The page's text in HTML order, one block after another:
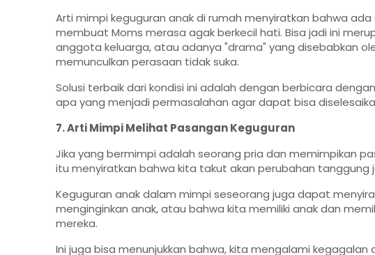
Arti mimpi keguguran anak di rumah menyiratkan bahwa
membuat Moms merasa agak berkecil hati. Bisa jadi ini
anggota keluarga, atau adanya "drama" yang disebabkan
memunculkan perasaan tidak suka.
Solusi terbaik dari kondisi ini adalah dengan berbicara
apa yang menjadi permasalahan agar dapat bisa
7. Arti Mimpi Melihat Pasangan Keguguran
Jika yang bermimpi adalah seorang pria dan memimpikan
itu menyiratkan bahwa kita takut akan perubahan tanggung
Keguguran anak dalam mimpi seseorang juga dapat
menginginkan anak, atau bahwa kita memiliki anak dan
mereka.
Ini juga bisa menunjukkan bahwa, kita mengalami